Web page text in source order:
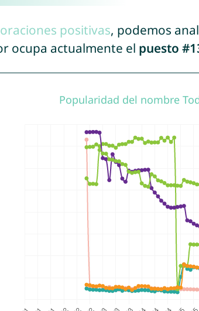
positivas, podemos
ocupa actualmente el puesto